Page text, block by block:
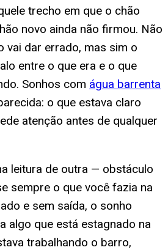
trecho em que o chão
novo ainda não firmou. Não
vai dar errado, mas sim o
entre o que era e o que
Sonhos com água barrenta
o que estava claro
atenção antes de qualquer
leitura de outra — obstáculo
sempre o que você fazia na
e sem saída, o sonho
algo que está estagnado na
trabalhando o barro,